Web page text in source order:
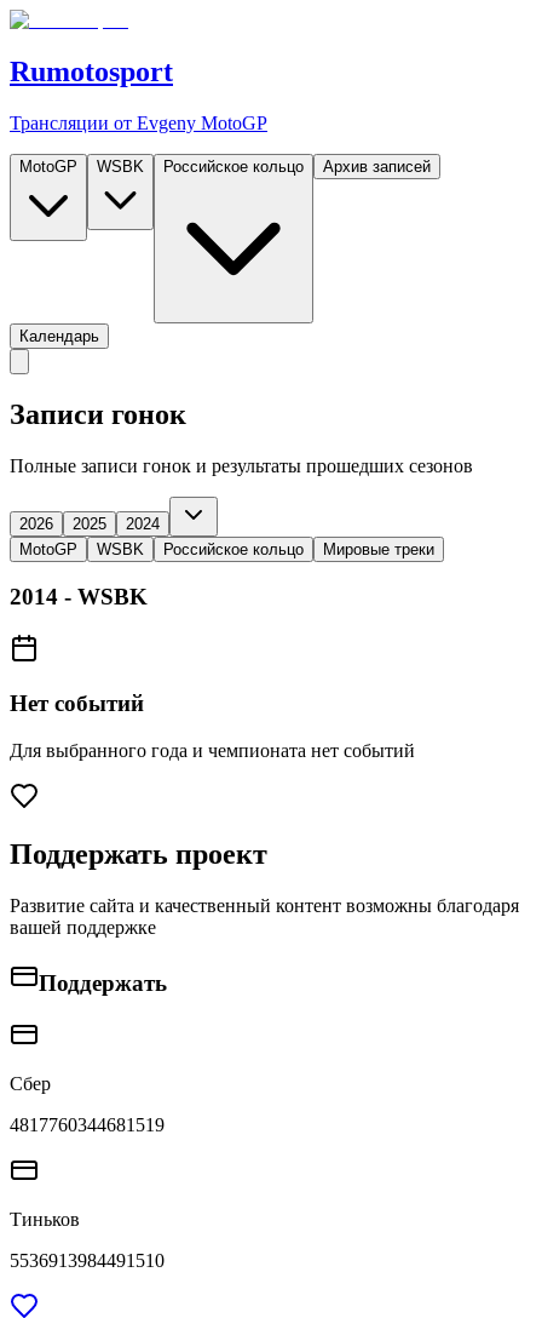
Rumotosport
Трансляции от Evgeny MotoGP
MotoGP WSBK Российское кольцо Архив записей
Календарь
Записи гонок
Полные записи гонок и результаты прошедших сезонов
2026 2025
2024
MotoGP
WSBK Российское кольцо Мировые треки
2014 - WSBK
Нет событий
Для выбранного года и чемпионата нет событий
Поддержать проект
Развитие сайта и качественный контент возможны благодаря
вашей поддержке
Поддержать
Сбер
4817760344681519
Тиньков
5536913984491510